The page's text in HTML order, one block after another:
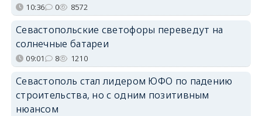
10:36 0 8572
Севастопольские светофоры переведут на
солнечные батареи
09:01 8 1210
Севастополь стал лидером ЮФО по падению
строительства, но с одним позитивным
нюансом